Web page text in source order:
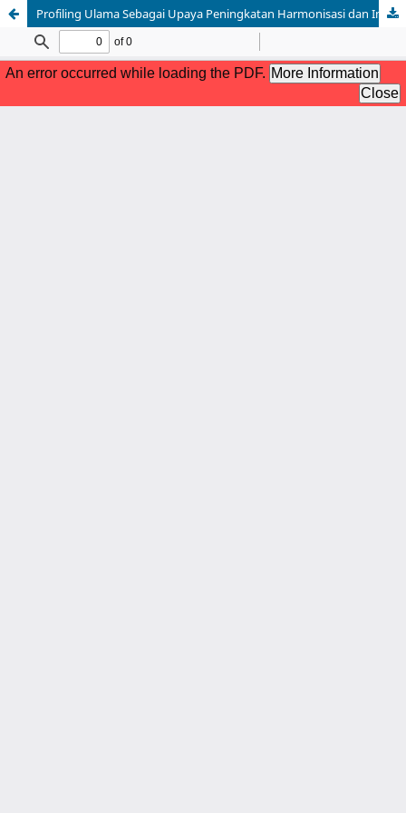
Profiling Ulama Sebagai Upaya Peningkatan Harmonisasi dan Implementasi Pendidikan Islam di Masyarakat